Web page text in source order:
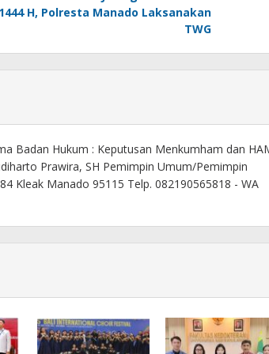
H, Polresta Manado Laksanakan
TWG
Badan Hukum : Keputusan Menkumham dan
Prawira, SH Pemimpin Umum/Pemimpin
Kleak Manado 95115 Telp. 082190565818 - WA